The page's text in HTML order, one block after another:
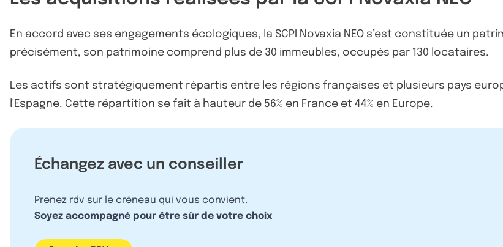
En accord avec ses engagements écologiques, la SCPI Novaxia NEO s’est constituée un
précisément, son patrimoine comprend plus de 30 immeubles, occupés par 130 locataires.
Les actifs sont stratégiquement répartis entre les régions françaises et plusieurs pays
l'Espagne. Cette répartition se fait à hauteur de 56% en France et 44% en Europe.
Échangez avec un conseiller
Prenez rdv sur le créneau qui vous convient.
Soyez accompagné pour être sûr de votre choix